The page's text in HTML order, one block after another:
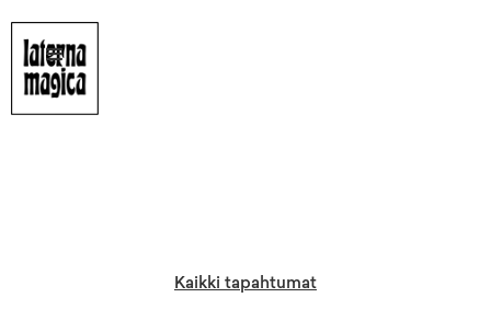
Kaikki tapahtumat